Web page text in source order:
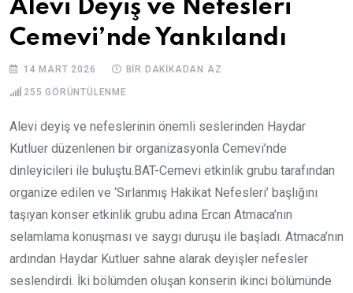
Alevi Deyiş ve Nefesleri
Cemevi’nde Yankılandı
14 MART 2026 BIR DAKIKADAN AZ
255 GÖRÜNTÜLENME
Alevi deyiş ve nefeslerinin önemli seslerinden Haydar
Kutluer düzenlenen bir organizasyonla Cemevi’nde
dinleyicileri ile buluştu.BAT-Cemevi etkinlik grubu tarafından
organize edilen ve ‘Sırlanmış Hakikat Nefesleri’ başlığını
taşıyan konser etkinlik grubu adına Ercan Atmaca’nın
selamlama konuşması ve saygı duruşu ile başladı. Atmaca’nın
ardından Haydar Kutluer sahne alarak deyişler nefesler
seslendirdi. İki bölümden oluşan konserin ikinci bölümünde